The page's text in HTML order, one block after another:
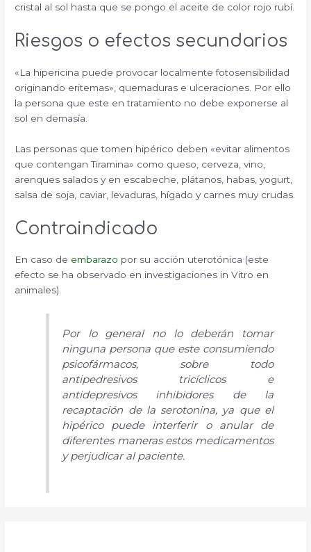
cristal al sol hasta que se pongo el aceite de color rojo rubí.
Riesgos o efectos secundarios
«La hipericina puede provocar localmente fotosensibilidad
originando eritemas», quemaduras e ulceraciones. Por ello
la persona que este en tratamiento no debe exponerse al
sol en demasía.
Las personas que tomen hipérico deben «evitar alimentos
que contengan Tiramina» como queso, cerveza, vino,
arenques salados y en escabeche, plátanos, habas, yogurt,
salsa de soja, caviar, levaduras, hígado y carnes muy crudas.
Contraindicado
En caso de embarazo por su acción uterotónica (este
efecto se ha observado en investigaciones in Vitro en
animales).
Por lo general no lo deberán tomar
ninguna persona que este consumiendo
psicofármacos, sobre todo
antipedresivos tricíclicos e
antidepresivos inhibidores de la
recaptación de la serotonina, ya que el
hipérico puede interferir o anular de
diferentes maneras estos medicamentos
y perjudicar al paciente.